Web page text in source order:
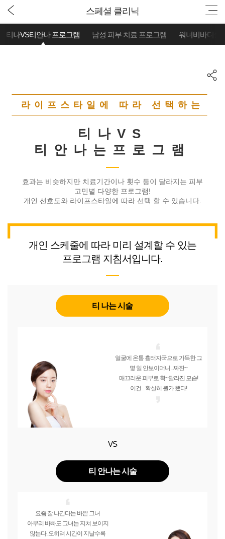
스페셜 클리닉
티나VS티안나 프로그램 남성 피부 치료 프로그램 워너비바디클
라이프스타일에 따라 선택하는
티나VS
티안나는프로그램
효과는 비슷하지만 치료기간이나 횟수 등이 달라지는 피부
고민별 다양한 프로그램!
개인 선호도와 라이프스타일에 따라 선택 할 수 있습니다.
개인 스케줄에 따라 미리 설계할 수 있는
프로그램 지침서입니다.
티 나는 시술
얼굴에 온통 흉터자국으로 가득한 그
몇 일 안보이더니...짜잔~
매끄러운 피부로 확~달라진 모습!
이건... 확실히 뭔가 했다!
VS
티 안나는 시술
요즘 잘 나간다는 바쁜 그녀
아무리 바빠도 그녀는 지쳐 보이지
않는다. 오히려 시간이 지날수록